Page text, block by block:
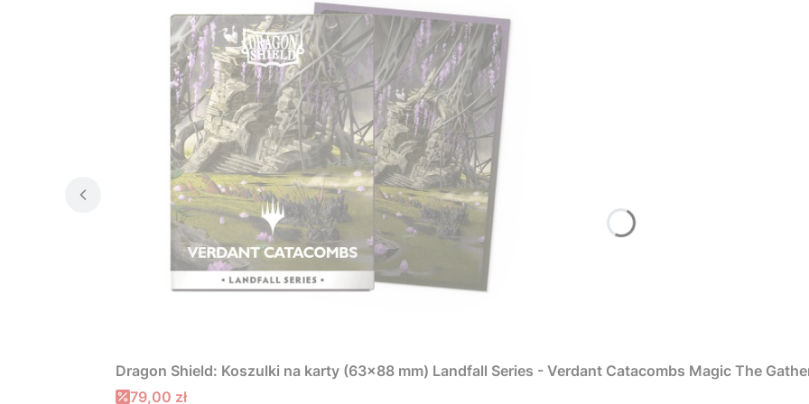
Dragon Shield: Koszulki na karty (63x88 mm) Landfall Series - Verdant Catacombs Magic The
Cena promocyjna
79,00 zł